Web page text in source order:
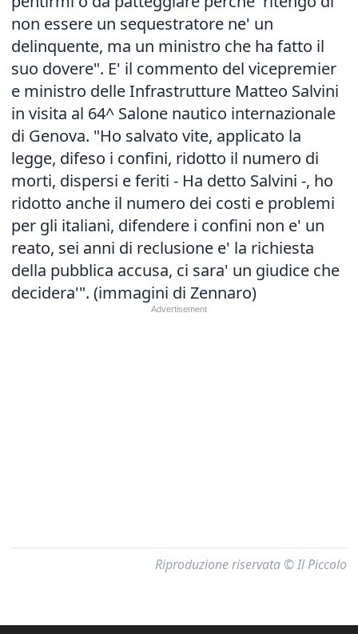
non essere un sequestratore ne' un
delinquente, ma un ministro che ha fatto il
suo dovere". E' il commento del vicepremier
e ministro delle Infrastrutture Matteo Salvini
in visita al 64^ Salone nautico internazionale
di Genova. "Ho salvato vite, applicato la
legge, difeso i confini, ridotto il numero di
morti, dispersi e feriti - Ha detto Salvini -, ho
ridotto anche il numero dei costi e problemi
per gli italiani, difendere i confini non e' un
reato, sei anni di reclusione e' la richiesta
della pubblica accusa, ci sara' un giudice che
decidera'". (immagini di Zennaro)
Riproduzione riservata © Il Piccolo